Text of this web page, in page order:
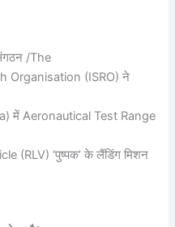
/The
Organisation (ISRO) ने
में Aeronautical Test Range
(RLV) ‘पुष्पक’ के लैंडिंग मिशन